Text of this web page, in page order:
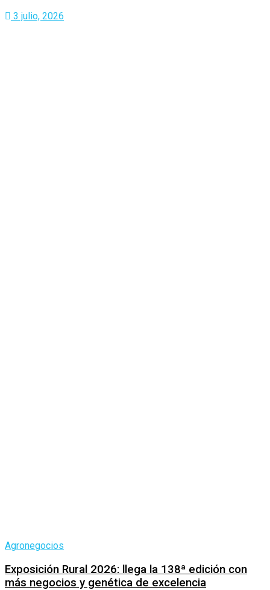
3 julio, 2026
Agronegocios
Exposición Rural 2026: llega la 138ª edición con
más negocios y genética de excelencia